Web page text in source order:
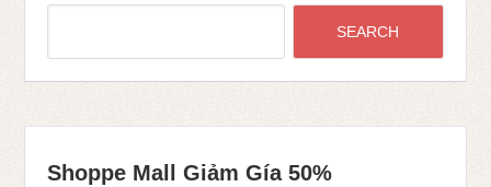
Shoppe Mall Giảm Gía 50%